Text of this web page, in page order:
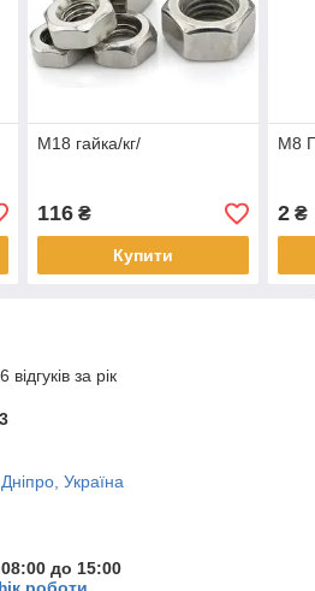
М18 гайка/кг/
116₴
Купити
М8
2 ₴
за рік
Україна
до 15:00